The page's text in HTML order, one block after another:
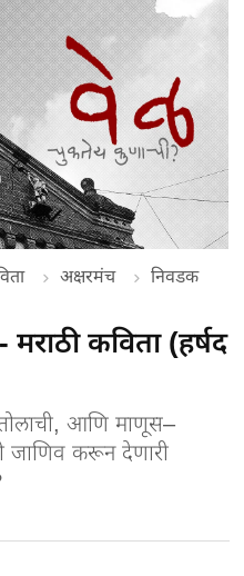
अक्षरमंच
निवडक
कविता (हर्षद
आणि माणूस–
जाणिव करून देणारी